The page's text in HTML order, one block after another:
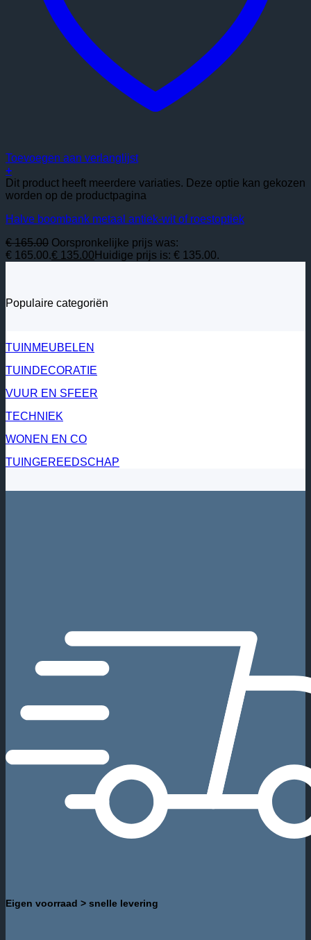
Toevoegen aan verlanglijst
+
Dit product heeft meerdere variaties. Deze optie kan gekozen
worden op de productpagina
Halve boombank metaal antiek-wit of roestoptiek
€165.00 Oorspronkelijke prijs was:
€ 165.00.€ 135.00 Huidige prijs is: € 135.00.
Populaire categoriën
TUINMEUBELEN
TUINDECORATIE
VUUR EN SFEER
TECHNIEK
WONEN EN CO
TUINGEREEDSCHAP
Eigen voorraad > snelle levering